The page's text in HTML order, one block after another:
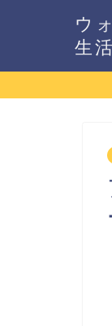
ウ
生活